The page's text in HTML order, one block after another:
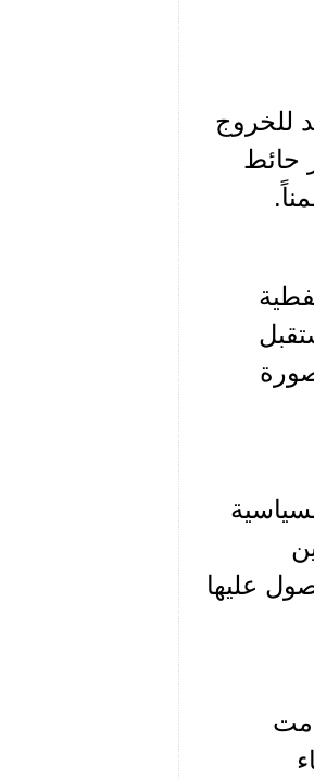
للخروج
حائط
عليها